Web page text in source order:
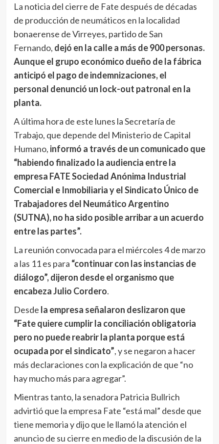
La noticia del cierre de Fate después de décadas
de producción de neumáticos en la localidad
bonaerense de Virreyes, partido de San
Fernando, dejó en la calle a más de 900 personas.
Aunque el grupo económico dueño de la fábrica
anticipó el pago de indemnizaciones, el
personal denunció un lock-out patronal en la
planta.
A última hora de este lunes la Secretaría de
Trabajo, que depende del Ministerio de Capital
Humano, informó a través de un comunicado que
“habiendo finalizado la audiencia entre la
empresa FATE Sociedad Anónima Industrial
Comercial e Inmobiliaria y el Sindicato Único de
Trabajadores del Neumático Argentino
(SUTNA), no ha sido posible arribar a un acuerdo
entre las partes”.
La reunión convocada para el miércoles 4 de marzo
a las 11 es para “continuar con las instancias de
diálogo”, dijeron desde el organismo que
encabeza Julio Cordero.
Desde la empresa señalaron deslizaron que
“Fate quiere cumplir la conciliación obligatoria
pero no puede reabrir la planta porque está
ocupada por el sindicato”, y se negaron a hacer
más declaraciones con la explicación de que “no
hay mucho más para agregar”.
Mientras tanto, la senadora Patricia Bullrich
advirtió que la empresa Fate “está mal” desde que
tiene memoria y dijo que le llamó la atención el
anuncio de su cierre en medio de la discusión de la